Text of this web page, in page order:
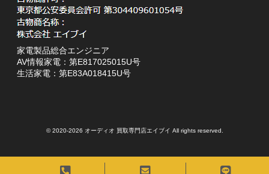
家電製品総合エンジニア
AV情報家電：第E817025015U号
生活家電：第E83A018415U号
© 2020-2026 オーディオ 買取専門店エイブイ All rights reserved.